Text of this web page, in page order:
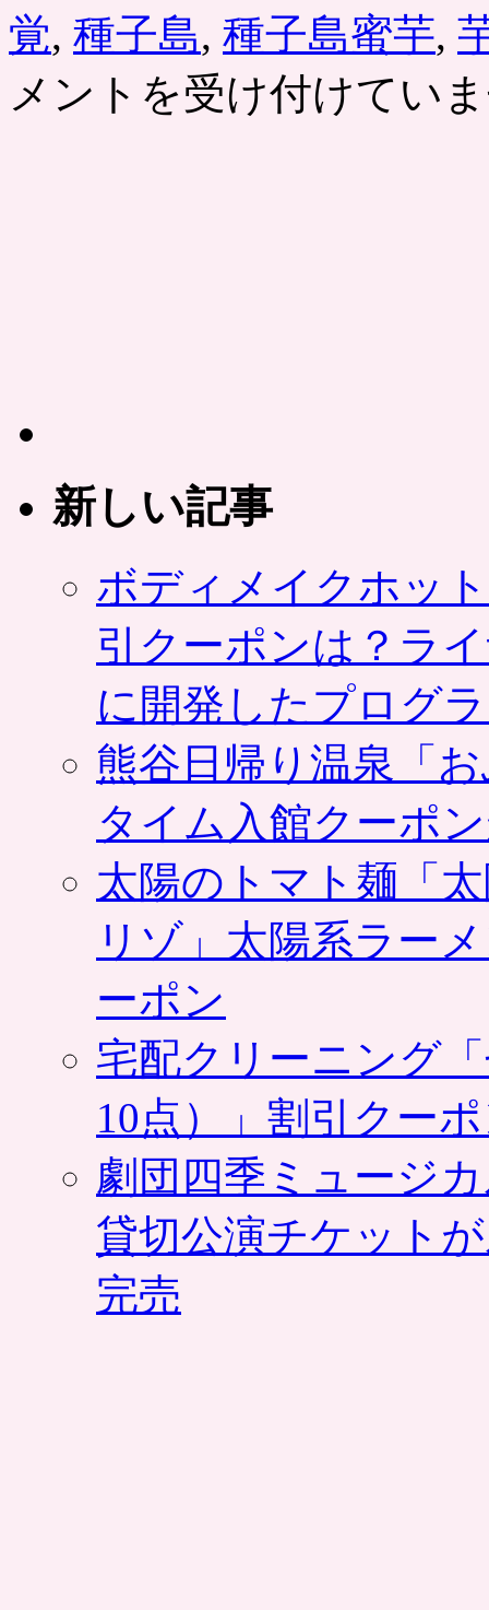
覚, 種子島, 種子島蜜芋,
メントを受け付けてい
新しい記事
ボディメイクホッ
引クーポンは？ラ
に開発したプログ
熊谷日帰り温泉「
タイム入館クーポ
太陽のトマト麺「
リゾ」太陽系ラー
ーポン
宅配クリーニング
10点）」割引クー
劇団四季ミュージ
貸切公演チケット
完売